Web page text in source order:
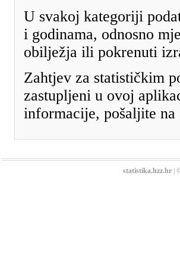
U svakoj kategoriji
i godinama, odnosno
obilježja ili pokrenuti
Zahtjev za statističkim
zastupljeni u ovoj
informacije, pošaljite na
statistika.hzz.hr| ©